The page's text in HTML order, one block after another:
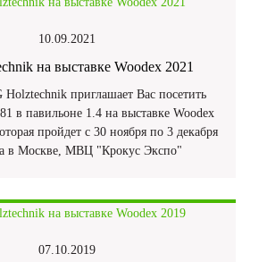
10.09.2021
на выставке Woodex 2021
приглашает Вас посетить
в павильоне 1.4 на выставке Woodex
пройдет с 30 ноября по 3 декабря
в Москве, МВЦ "Крокус Экспо"
07.10.2019